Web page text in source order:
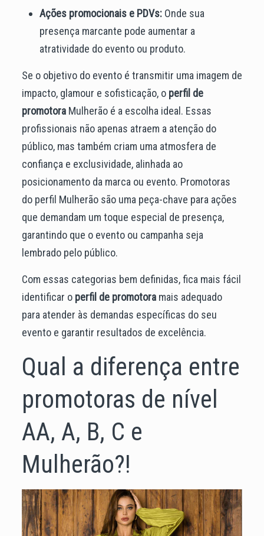
Ações promocionais e PDVs:Onde sua
presença marcante pode aumentar a
atratividade do evento ou produto.
Se o objetivo do evento é transmitir uma imagem de
impacto, glamour e sofisticação, o perfil de
promotoraMulherão é a escolha ideal. Essas
profissionais não apenas atraem a atenção do
público, mas também criam uma atmosfera de
confiança e exclusividade, alinhada ao
posicionamento da marca ou evento. Promotoras
do perfil Mulherão são uma peça-chave para ações
que demandam um toque especial de presença,
garantindo que o evento ou campanha seja
lembrado pelo público.
Com essas categorias bem definidas, fica mais fácil
identificar o perfil de promotoramais adequado
para atender às demandas específicas do seu
evento e garantir resultados de excelência.
Qual a diferença entre
promotoras de nível
AA, A, B, C e
Mulherão?!